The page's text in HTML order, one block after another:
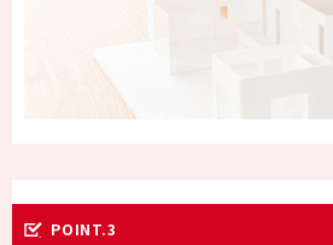
POINT.3